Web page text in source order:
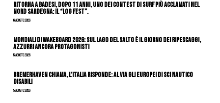
Ritorna a Badesi, dopo 11 anni, uno dei contest di surf più acclamati nel
nord Sardegna: il “Log Fest”.
6 Agosto 2026
Mondiali di Wakeboard 2026: sul Lago del Salto è il giorno dei ripescaggi,
azzurri ancora protagonisti
5 Agosto 2026
Bremerhaven chiama, l’Italia risponde: al via gli Europei di Sci Nautico
Disabili
5 Agosto 2026